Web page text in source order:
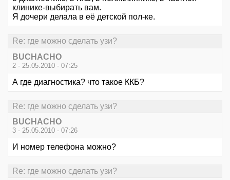
клинике-выбирать вам.
Я дочери делала в её детской пол-ке.
Re: где можно сделать узи?
BUCHACHO
2 - 25.05.2010 - 07:25
А где диагностика? что такое ККБ?
Re: где можно сделать узи?
BUCHACHO
3 - 25.05.2010 - 07:26
И номер телефона можно?
Re: где можно сделать узи?